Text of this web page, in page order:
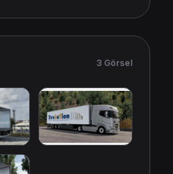
3 Görsel